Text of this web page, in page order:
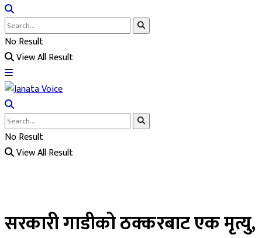
No Result
View All Result
No Result
View All Result
सरकारी गाडीको ठक्करबाट एक मृत्यु,